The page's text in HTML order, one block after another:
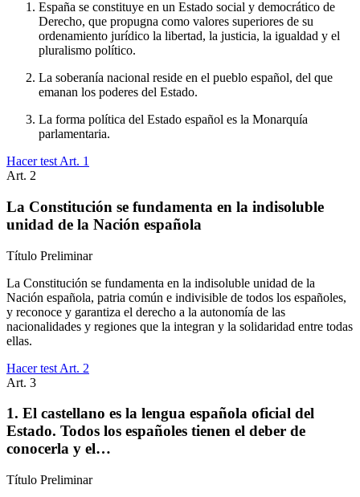
España se constituye en un Estado social y democrático de
Derecho, que propugna como valores superiores de su
ordenamiento jurídico la libertad, la justicia, la igualdad y el
pluralismo político.
La soberanía nacional reside en el pueblo español, del que
emanan los poderes del Estado.
La forma política del Estado español es la Monarquía
parlamentaria.
Hacer test Art. 1
Art. 2
La Constitución se fundamenta en la indisoluble
unidad de la Nación española
Título Preliminar
La Constitución se fundamenta en la indisoluble unidad de la
Nación española, patria común e indivisible de todos los españoles,
y reconoce y garantiza el derecho a la autonomía de las
nacionalidades y regiones que la integran y la solidaridad entre todas
ellas.
Hacer test Art. 2
Art. 3
1. El castellano es la lengua española oficial del
Estado. Todos los españoles tienen el deber de
conocerla y el…
Título Preliminar